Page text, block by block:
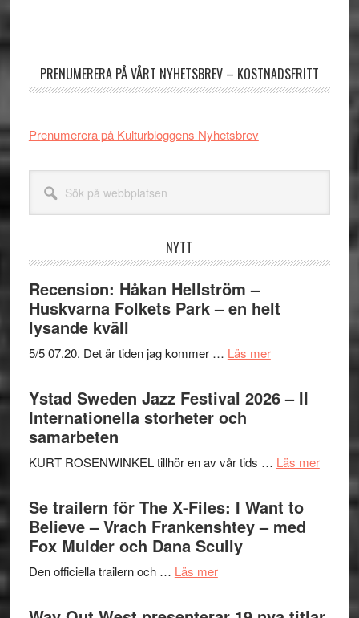
PRENUMERERA PÅ VÅRT NYHETSBREV – KOSTNADSFRITT
Prenumerera på Kulturbloggens Nyhetsbrev
webbplatsen
NYTT
Recension: Håkan Hellström –
Huskvarna Folkets Park – en helt
lysande kväll
5/5 07.20. Det är tiden jag kommer … Läs merom
Håkan
Hellström
Folkets
–
en
Ystad Sweden Jazz Festival 2026 – II
Internationella storheter och
samarbeten
KURT ROSENWINKEL tillhör en av vår tids … Läs merom
Ystad
Se trailern för The X-Files: I Want to
Believe – Vrach Frankenshtey – med
Fox Mulder och Dana Scully
Den officiella trailern och … Läs merom
trailern